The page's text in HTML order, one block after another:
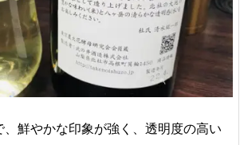
、鮮やかな印象が強く、透明度の高い